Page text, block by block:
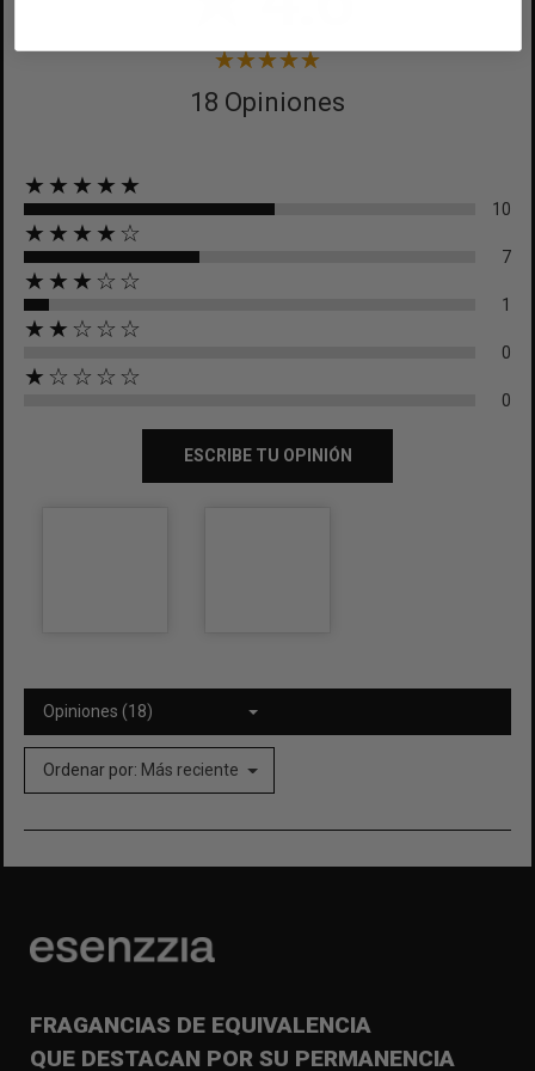
CANCELAR
18 Opiniones
★★★★★
10
★★★★☆
7
★★★☆☆
1
★★☆☆☆
0
★☆☆☆☆
0
ESCRIBE TU OPINIÓN
Opiniones (18)
Ordenar por: Más reciente
FRAGANCIAS DE EQUIVALENCIA
QUE DESTACAN POR SU PERMANENCIA